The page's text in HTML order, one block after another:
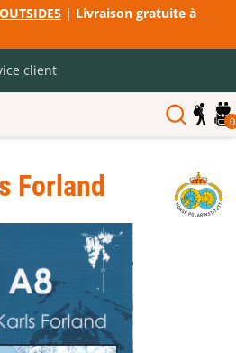
| Livraison gratuite à
client
0
Forland